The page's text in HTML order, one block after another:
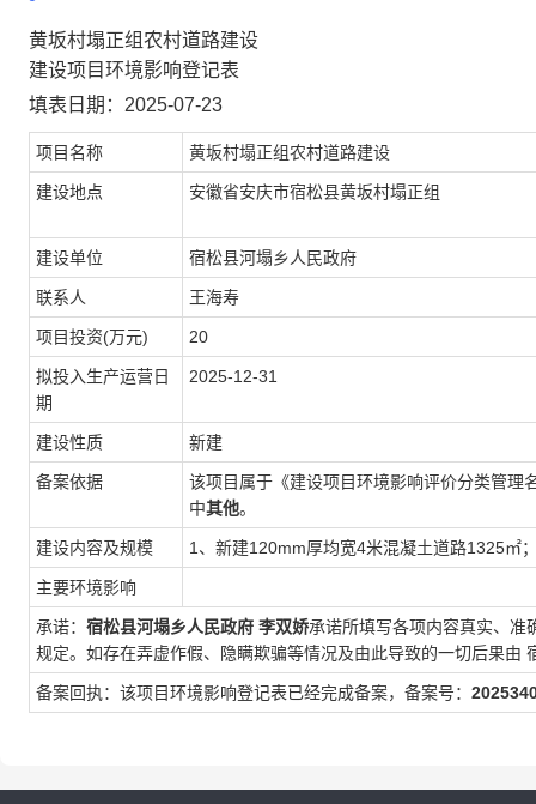
黄坂村塌正组农村道路建设
建设项目环境影响登记表
填表日期：2025-07-23
项目名称 黄坂村塌正组农村道路建设
建设地点 安徽省安庆市宿松县黄坂村塌正组
建设单位 宿松县河塌乡人民政府
联系人 王海寿
项目投资(万元) 20
拟投入生产运营日
期
2025-12-31
建设性质 新建
备案依据
该项目属于《建设项目环境影响评价分类管理
中其他。
建设内容及规模 1、新建120mm厚均宽4米混凝土道路1325㎡
主要环境影响
承诺： 宿松县河塌乡人民政府 李双娇承诺所填写各项内容真实、准
规定。如存在弄虚作假、隐瞒欺骗等情况及由此导致的一切后果由
备案回执：该项目环境影响登记表已经完成备案，备案号：